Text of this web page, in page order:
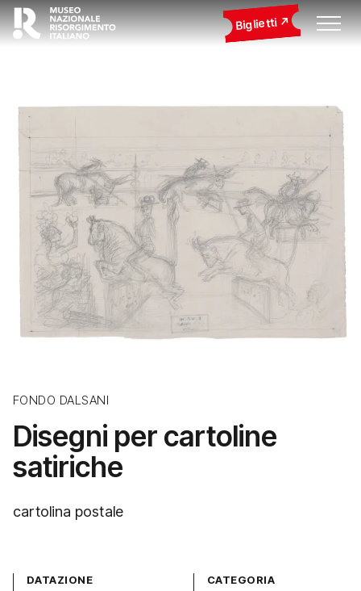
Biglietti
FONDO DALSANI
Disegni per cartoline
satiriche
cartolina postale
DATAZIONE CATEGORIA